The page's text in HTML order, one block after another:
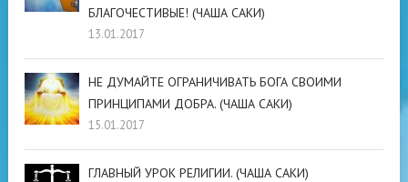
БЛАГОЧЕСТИВЫЕ! (ЧАША САКИ)
13.01.2017
НЕ ДУМАЙТЕ ОГРАНИЧИВАТЬ БОГА СВОИМИ
ПРИНЦИПАМИ ДОБРА. (ЧАША САКИ)
15.01.2017
ГЛАВНЫЙ УРОК РЕЛИГИИ. (ЧАША САКИ)